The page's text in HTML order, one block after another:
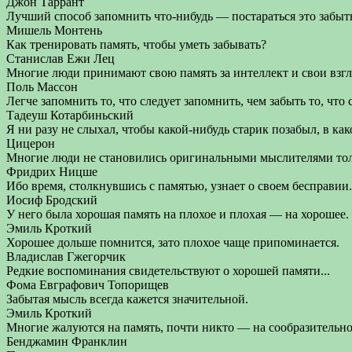
Лучший способ запомнить что-нибудь — постараться это
Мишель Монтень
Как тренировать память, чтобы уметь забывать?
Станислав Ежи Лец
Многие люди принимают свою память за интеллект и свои
Поль Массон
Легче запомнить то, что следует запомнить, чем забыть то, что
Тадеуш Котарбиньский
Я ни разу не слыхал, чтобы какой-нибудь старик позабыл, в
Цицерон
Многие люди не становились оригинальными мыслителями
Фридрих Ницше
Ибо время, столкнувшись с памятью, узнает о своем бесправии.
Иосиф Бродский
У него была хорошая память на плохое и плохая — на хорошее.
Эмиль Кроткий
Хорошее дольше помнится, зато плохое чаще припоминается.
Владислав Гжегорчик
Редкие воспоминания свидетельствуют о хорошей памяти...
Фома Евграфович Топорищев
Забытая мысль всегда кажется значительной.
Эмиль Кроткий
Многие жалуются на память, почти никто — на
Бенджамин Франклин